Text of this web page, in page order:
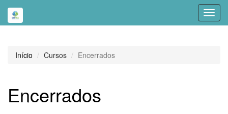
Início Cursos Encerrados
Encerrados